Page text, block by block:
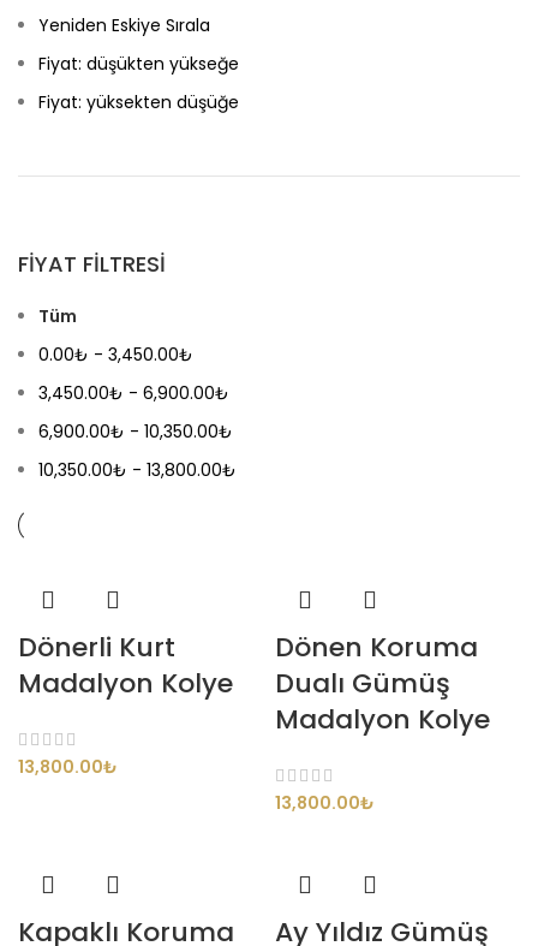
Yeniden Eskiye Sırala
Fiyat: düşükten yükseğe
Fiyat: yüksekten düşüğe
FIYAT FILTRESI
Tüm
0.00₺ - 3,450.00₺
3,450.00₺ - 6,900.00₺
6,900.00₺ - 10,350.00₺
10,350.00₺ - 13,800.00₺
Dönerli Kurt
Madalyon Kolye
13,800.00₺
Dönen Koruma
Dualı Gümüş
Madalyon Kolye
13,800.00₺
Kapaklı Koruma
Ay Yıldız Gümüş